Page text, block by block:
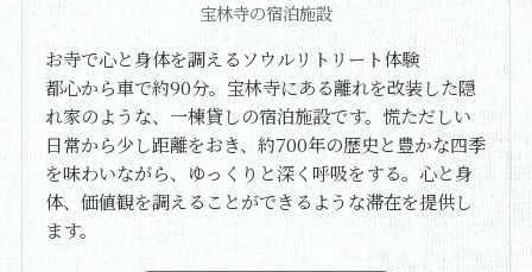
宝林寺の宿泊施設
お寺で心と身体を調えるソウルリトリート体験
都心から車で約90分。宝林寺にある離れを改装した隠
れ家のような、一棟貸しの宿泊施設です。慌ただしい
日常から少し距離をおき、約700年の歴史と豊かな四季
を味わいながら、ゆっくりと深く呼吸をする。心と身
体、価値観を調えることができるような滞在を提供し
ます。